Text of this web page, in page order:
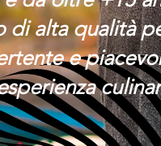
di alta qualità
e